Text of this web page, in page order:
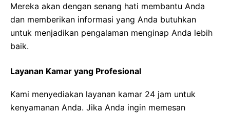
Mereka akan dengan senang hati membantu Anda
dan memberikan informasi yang Anda butuhkan
untuk menjadikan pengalaman menginap Anda lebih
baik.
Layanan Kamar yang Profesional
Kami menyediakan layanan kamar 24 jam untuk
kenyamanan Anda. Jika Anda ingin memesan